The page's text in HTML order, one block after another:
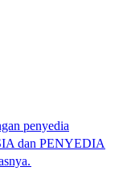
penyedia
dan PENYEDIA